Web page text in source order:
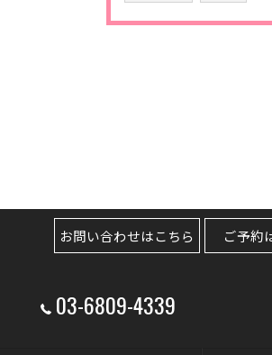
03-6809-4339
お問い合わせはこちら ご予約